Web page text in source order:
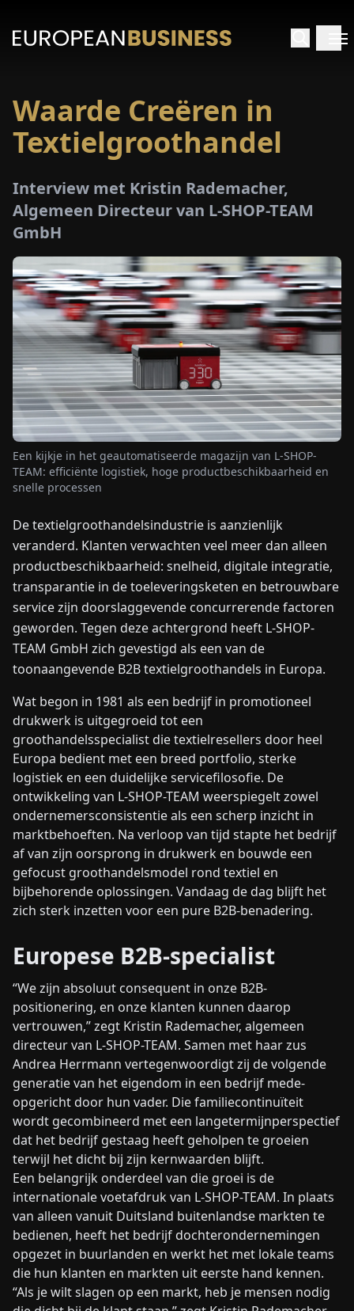
OVER
ONS
NEEM
OP
Waarde Creëren in
Textielgroothandel
Interview met Kristin Rademacher,
Algemeen Directeur van L-SHOP-TEAM
GmbH
Een kijkje in het geautomatiseerde magazijn van L-SHOP-
TEAM: efficiënte logistiek, hoge productbeschikbaarheid en
snelle processen
De textielgroothandelsindustrie is aanzienlijk
veranderd. Klanten verwachten veel meer dan alleen
productbeschikbaarheid: snelheid, digitale integratie,
transparantie in de toeleveringsketen en betrouwbare
service zijn doorslaggevende concurrerende factoren
geworden. Tegen deze achtergrond heeft L-SHOP-
TEAM GmbH zich gevestigd als een van de
toonaangevende B2B textielgroothandels in Europa.
Wat begon in 1981 als een bedrijf in promotioneel
drukwerk is uitgegroeid tot een
groothandelsspecialist die textielresellers door heel
Europa bedient met een breed portfolio, sterke
logistiek en een duidelijke servicefilosofie. De
ontwikkeling van L-SHOP-TEAM weerspiegelt zowel
ondernemersconsistentie als een scherp inzicht in
marktbehoeften. Na verloop van tijd stapte het bedrijf
af van zijn oorsprong in drukwerk en bouwde een
gefocust groothandelsmodel rond textiel en
bijbehorende oplossingen. Vandaag de dag blijft het
zich sterk inzetten voor een pure B2B-benadering.
Europese B2B-specialist
“We zijn absoluut consequent in onze B2B-
positionering, en onze klanten kunnen daarop
vertrouwen,” zegt Kristin Rademacher, algemeen
directeur van L-SHOP-TEAM. Samen met haar zus
Andrea Herrmann vertegenwoordigt zij de volgende
generatie van het eigendom in een bedrijf mede-
opgericht door hun vader. Die familiecontinuïteit
wordt gecombineerd met een langetermijnperspectief
dat het bedrijf gestaag heeft geholpen te groeien
terwijl het dicht bij zijn kernwaarden blijft.
Een belangrijk onderdeel van die groei is de
internationale voetafdruk van L-SHOP-TEAM. In plaats
van alleen vanuit Duitsland buitenlandse markten te
bedienen, heeft het bedrijf dochterondernemingen
opgezet in buurlanden en werkt het met lokale teams
die hun klanten en markten uit eerste hand kennen.
“Als je wilt slagen op een markt, heb je mensen nodig